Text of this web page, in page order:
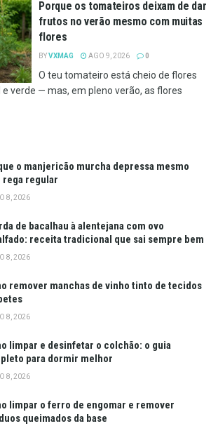
Porque os tomateiros deixam de dar
frutos no verão mesmo com muitas
flores
BYVXMAG AGO 9, 2026 0
O teu tomateiro está cheio de flores
verde — mas, em pleno verão, as flores
o manjericão murcha depressa mesmo
rega regular
8, 2026
de bacalhau à alentejana com ovo
receita tradicional que sai sempre bem
8, 2026
remover manchas de vinho tinto de tecidos
8, 2026
limpar e desinfetar o colchão: o guia
para dormir melhor
8, 2026
limpar o ferro de engomar e remover
queimados da base